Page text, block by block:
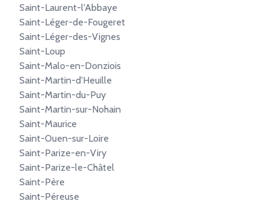
Saint-Laurent-l'Abbaye
Saint-Léger-de-Fougeret
Saint-Léger-des-Vignes
Saint-Loup
Saint-Malo-en-Donziois
Saint-Martin-d'Heuille
Saint-Martin-du-Puy
Saint-Martin-sur-Nohain
Saint-Maurice
Saint-Ouen-sur-Loire
Saint-Parize-en-Viry
Saint-Parize-le-Châtel
Saint-Père
Saint-Péreuse